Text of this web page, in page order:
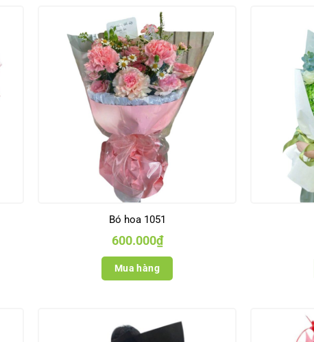
Bó hoa 1051
600.000₫
Mua hàng